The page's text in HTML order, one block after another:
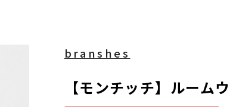
branshes
【モンチッチ】ルーム